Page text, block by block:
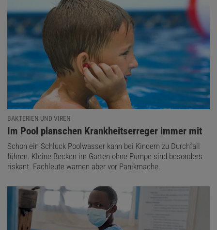
BAKTERIEN UND VIREN
:Im Pool planschen Krankheitserreger immer mit
Schon ein Schluck Poolwasser kann bei Kindern zu Durchfall
führen. Kleine Becken im Garten ohne Pumpe sind besonders
riskant. Fachleute warnen aber vor Panikmache.